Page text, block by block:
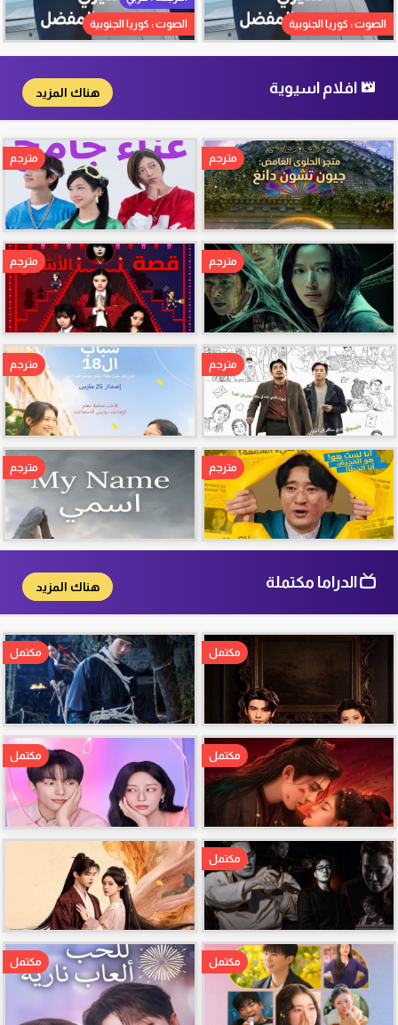
الصوت : كوريا الجنوبية الصوت : كوريا الجنوبية
هناك المزيد افلام اسيوية
مترجم مترجم
مترجم مترجم
مترجم مترجم
مترجم مترجم
هناك المزيد الدراما مكتملة
مكتمل مكتمل
مكتمل مكتمل
مكتمل
مكتمل مكتمل